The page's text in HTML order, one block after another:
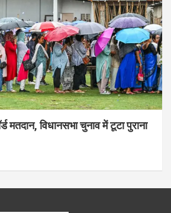
मतदान, विधानसभा चुनाव में टूटा पुराना